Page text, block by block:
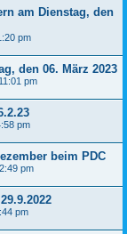
am Dienstag, den
pm
den 06. März 2023
pm
pm
beim PDC
pm
pm